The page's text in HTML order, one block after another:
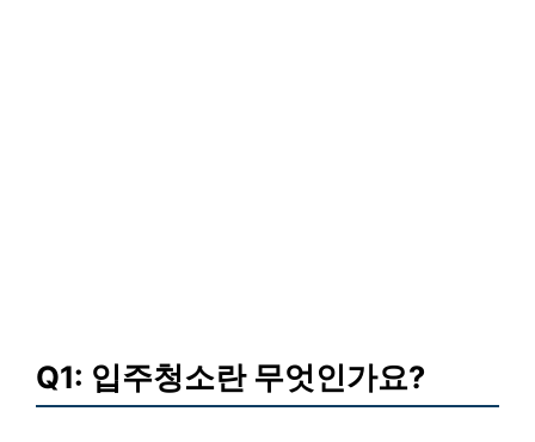
Q1: 입주청소란 무엇인가요?